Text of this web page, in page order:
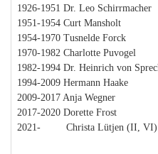
1926-1951 Dr. Leo Schirrmacher
1951-1954 Curt Mansholt
1954-1970 Tusnelde Forck
1970-1982 Charlotte Puvogel
1982-1994 Dr. Heinrich von
1994-2009 Hermann Haake
2009-2017 Anja Wegner
2017-2020 Dorette Frost
2021- Christa Lütjen (II, VI)